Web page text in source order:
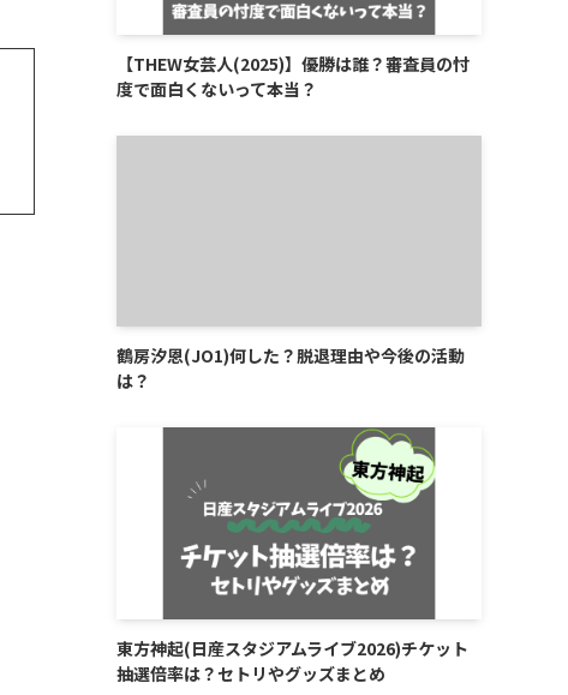
【THEW女芸人(2025)】優勝は誰？審査員の忖
度で面白くないって本当？
鶴房汐恩(JO1)何した？脱退理由や今後の活動
は？
東方神起(日産スタジアムライブ2026)チケット
抽選倍率は？セトリやグッズまとめ